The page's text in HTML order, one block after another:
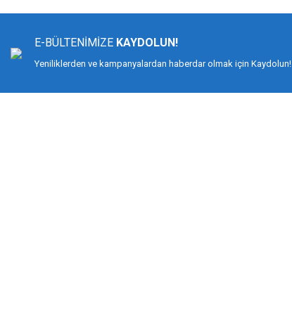
Ürün açıklamasında eksik bilgiler bulunuyor.
E-BÜLTENİMİZE KAYDOLUN!
Yeniliklerden ve kampanyalardan haberdar olmak için Kaydolun!